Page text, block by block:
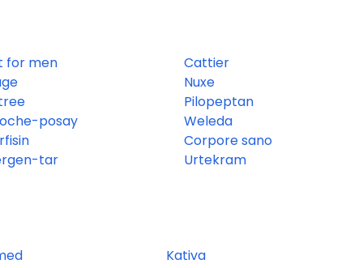
for men
posay
tar
Cattier
Nuxe
Pilopeptan
Weleda
Corpore sano
Urtekram
Kativa